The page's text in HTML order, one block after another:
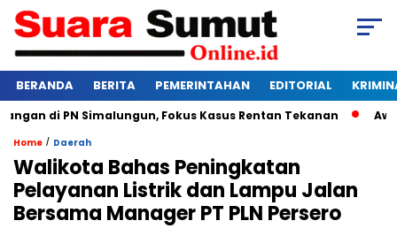
BERANDA BERITA PEMERINTAHAN EDITORIAL
di PN Simalungun, Fokus Kasus Rentan Tekanan Awas
Home / Daerah
Walikota Bahas Peningkatan
Pelayanan Listrik dan Lampu Jalan
Bersama Manager PT PLN Persero